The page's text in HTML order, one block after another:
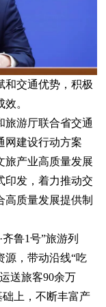
和交通优势，积极
。
旅游厅联合省交通
网建设行动方案
旅产业高质量发展
印发，着力推动交
质量发展提供制
鲁1号”旅游列
源，带动沿线“吃
送旅客90余万
础上，不断丰富产